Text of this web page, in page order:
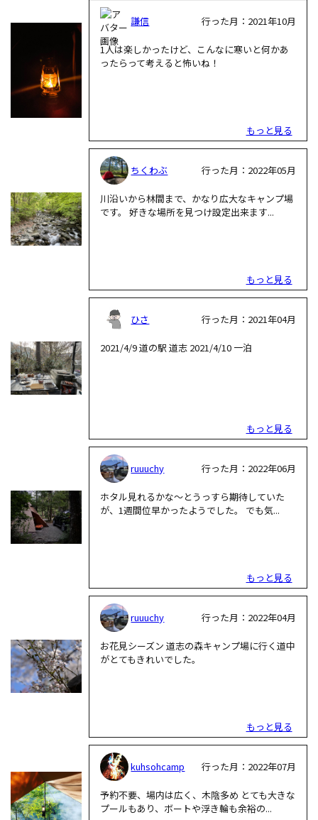
謙信 行った月：2021年10月
1人は楽しかったけど、こんなに寒いと何かあ
ったらって考えると怖いね！
もっと見る
ちくわぶ 行った月：2022年05月
川沿いから林間まで、かなり広大なキャンプ場
です。 好きな場所を見つけ設定出来ます...
もっと見る
ひさ 行った月：2021年04月
2021/4/9 道の駅 道志 2021/4/10 一泊
もっと見る
ruuuchy 行った月：2022年06月
ホタル見れるかな〜とうっすら期待していた
が、1週間位早かったようでした。 でも気...
もっと見る
ruuuchy 行った月：2022年04月
お花見シーズン 道志の森キャンプ場に行く道中
がとてもきれいでした。
もっと見る
kuhsohcamp 行った月：2022年07月
予約不要、場内は広く、木陰多め とても大きな
プールもあり、ボートや浮き輪も余裕の...